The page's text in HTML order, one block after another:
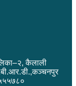
कैलाली